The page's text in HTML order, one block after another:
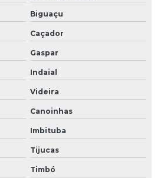
armado e fundações
armado para prédios
armado em sc
protendido
civil
de concreto armado
de construção
Biguaçu
Caçador
Gaspar
Indaial
Videira
Canoinhas
Imbituba
Tijucas
Timbó